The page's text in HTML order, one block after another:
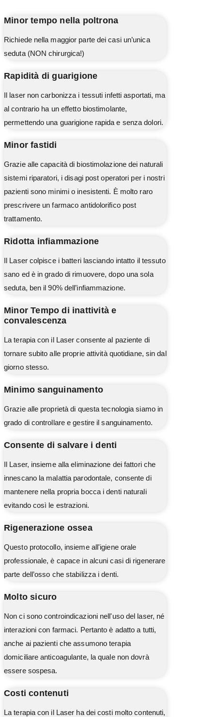
Minor tempo nella poltrona
Richiede nella maggior parte dei casi un’unica
seduta (NON chirurgica!)
Rapidità di guarigione
Il laser non carbonizza i tessuti infetti asportati, ma
al contrario ha un effetto biostimolante,
permettendo una guarigione rapida e senza dolori.
Minor fastidi
Grazie alle capacità di biostimolazione dei naturali
sistemi riparatori, i disagi post operatori per i nostri
pazienti sono minimi o inesistenti. È molto raro
prescrivere un farmaco antidolorifico post
trattamento.
Ridotta infiammazione
Il Laser colpisce i batteri lasciando intatto il tessuto
sano ed è in grado di rimuovere, dopo una sola
seduta, ben il 90% dell’infiammazione.
Minor Tempo di inattività e
convalescenza
La terapia con il Laser consente al paziente di
tornare subito alle proprie attività quotidiane, sin dal
giorno stesso.
Minimo sanguinamento
Grazie alle proprietà di questa tecnologia siamo in
grado di controllare e gestire il sanguinamento.
Consente di salvare i denti
Il Laser, insieme alla eliminazione dei fattori che
innescano la malattia parodontale, consente di
mantenere nella propria bocca i denti naturali
evitando così le estrazioni.
Rigenerazione ossea
Questo protocollo, insieme all'igiene orale
professionale, è capace in alcuni casi di rigenerare
parte dell’osso che stabilizza i denti.
Molto sicuro
Non ci sono controindicazioni nell'uso del laser, né
interazioni con farmaci. Pertanto è adatto a tutti,
anche ai pazienti che assumono terapia
domiciliare anticoagulante, la quale non dovrà
essere sospesa.
Costi contenuti
La terapia con il Laser ha dei costi molto contenuti,